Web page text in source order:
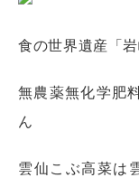
食の世界遺産「
無農薬無化学肥
ん
雲仙こぶ高菜は